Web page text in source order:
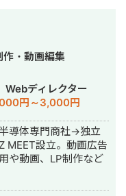
1年で登録者数2万人
再生以上の動画31本
ありません) →100万
本 →200万再生以上の
上 【メディア
「YouTubeディ
watch?
【StockSun株式会
watch?
行う（約3年） ↓ フ
公式アカウント専門
て活動する 【経
年間Webライター・
として活動する ↓ 実
（登録者数約2,500
カウントの構築・運
を大幅にアップさせ
にフリーランスの
トとして活動する。
エスプリット 代表取
、運用、コンサル件
作・動画編集
Webディレクター
円～3,000円
導体専門商社→独立
MEET設立。動画広告
や動画、LP制作など